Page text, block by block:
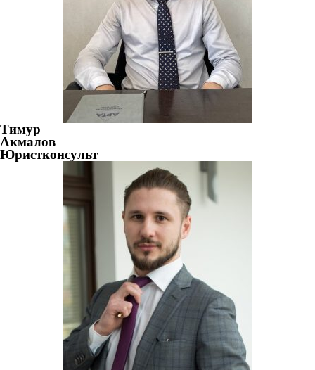
Тимур
Акмалов
Юристконсульт